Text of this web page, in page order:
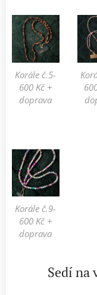
Korále č.5-
600 Kč +
doprava
Korále č.9-
600 Kč +
doprava
Sedí na